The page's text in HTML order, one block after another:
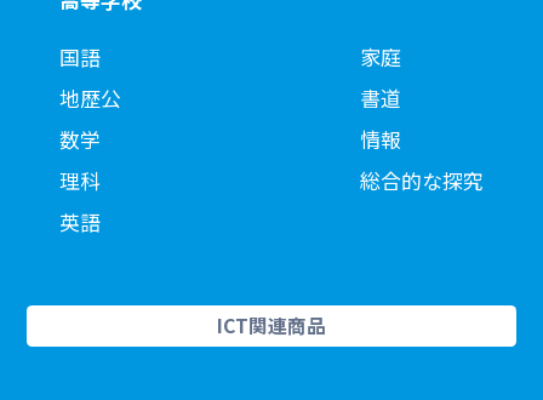
国語
地歴公
数学
理科
英語
家庭
書道
情報
総合的な探究
ICT関連商品